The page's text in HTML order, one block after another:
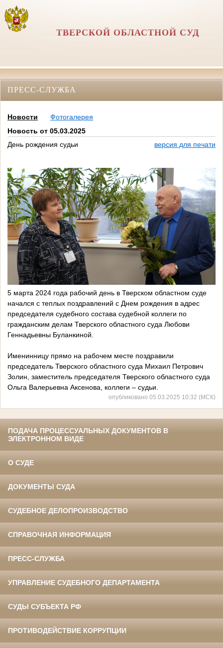
ТВЕРСКОЙ ОБЛАСТНОЙ СУД
ПРЕСС-СЛУЖБА
Новости
Фотогалерея
Новость от 05.03.2025
День рождения судьи
версия для печати
5 марта 2024 года рабочий день в Тверском областном суде
начался с теплых поздравлений с Днем рождения в адрес
председателя судебного состава судебной коллеги по
гражданским делам Тверского областного суда Любови
Геннадьевны Буланкиной.
Именинницу прямо на рабочем месте поздравили
председатель Тверского областного суда Михаил Петрович
Золин, заместитель председателя Тверского областного суда
Ольга Валерьевна Аксенова, коллеги – судьи.
опубликовано 05.03.2025 10:32 (МСК)
ПОДАЧА ПРОЦЕССУАЛЬНЫХ ДОКУМЕНТОВ В
ЭЛЕКТРОННОМ ВИДЕ
О СУДЕ
ДОКУМЕНТЫ СУДА
СУДЕБНОЕ ДЕЛОПРОИЗВОДСТВО
СПРАВОЧНАЯ ИНФОРМАЦИЯ
ПРЕСС-СЛУЖБА
УПРАВЛЕНИЕ СУДЕБНОГО ДЕПАРТАМЕНТА
СУДЫ СУБЪЕКТА РФ
ПРОТИВОДЕЙСТВИЕ КОРРУПЦИИ